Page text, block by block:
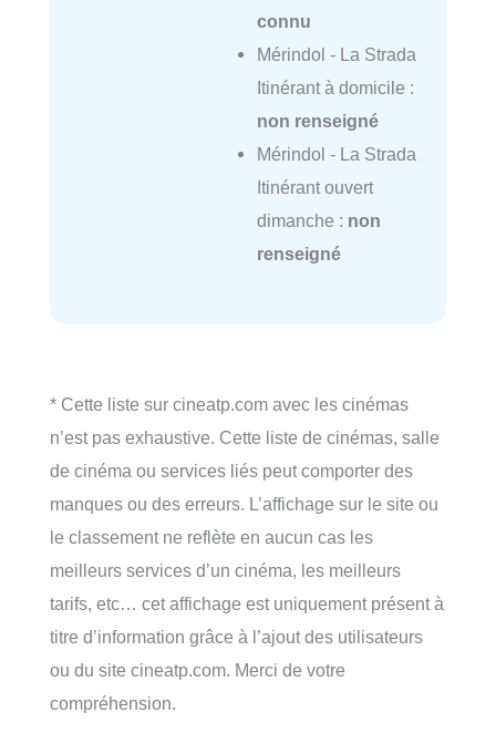
connu
Mérindol - La Strada
Itinérant à domicile :
non renseigné
Mérindol - La Strada
Itinérant ouvert
dimanche : non
renseigné
* Cette liste sur cineatp.com avec les cinémas
n’est pas exhaustive. Cette liste de cinémas, salle
de cinéma ou services liés peut comporter des
manques ou des erreurs. L’affichage sur le site ou
le classement ne reflète en aucun cas les
meilleurs services d’un cinéma, les meilleurs
tarifs, etc… cet affichage est uniquement présent à
titre d’information grâce à l’ajout des utilisateurs
ou du site cineatp.com. Merci de votre
compréhension.